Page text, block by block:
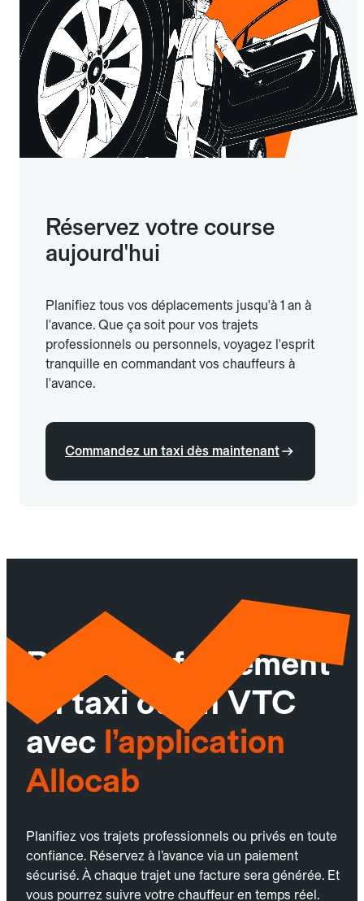
Réservez votre course
aujourd'hui
Planifiez tous vos déplacements jusqu'à 1 an à
l'avance. Que ça soit pour vos trajets
professionnels ou personnels, voyagez l'esprit
tranquille en commandant vos chauffeurs à
l'avance.
Commandez un taxi dès maintenant
Réservez facilement
un taxi ou un VTC
avec l’application
Allocab
Planifiez vos trajets professionnels ou privés en toute
confiance. Réservez à l’avance via un paiement
sécurisé. À chaque trajet une facture sera générée. Et
vous pourrez suivre votre chauffeur en temps réel.